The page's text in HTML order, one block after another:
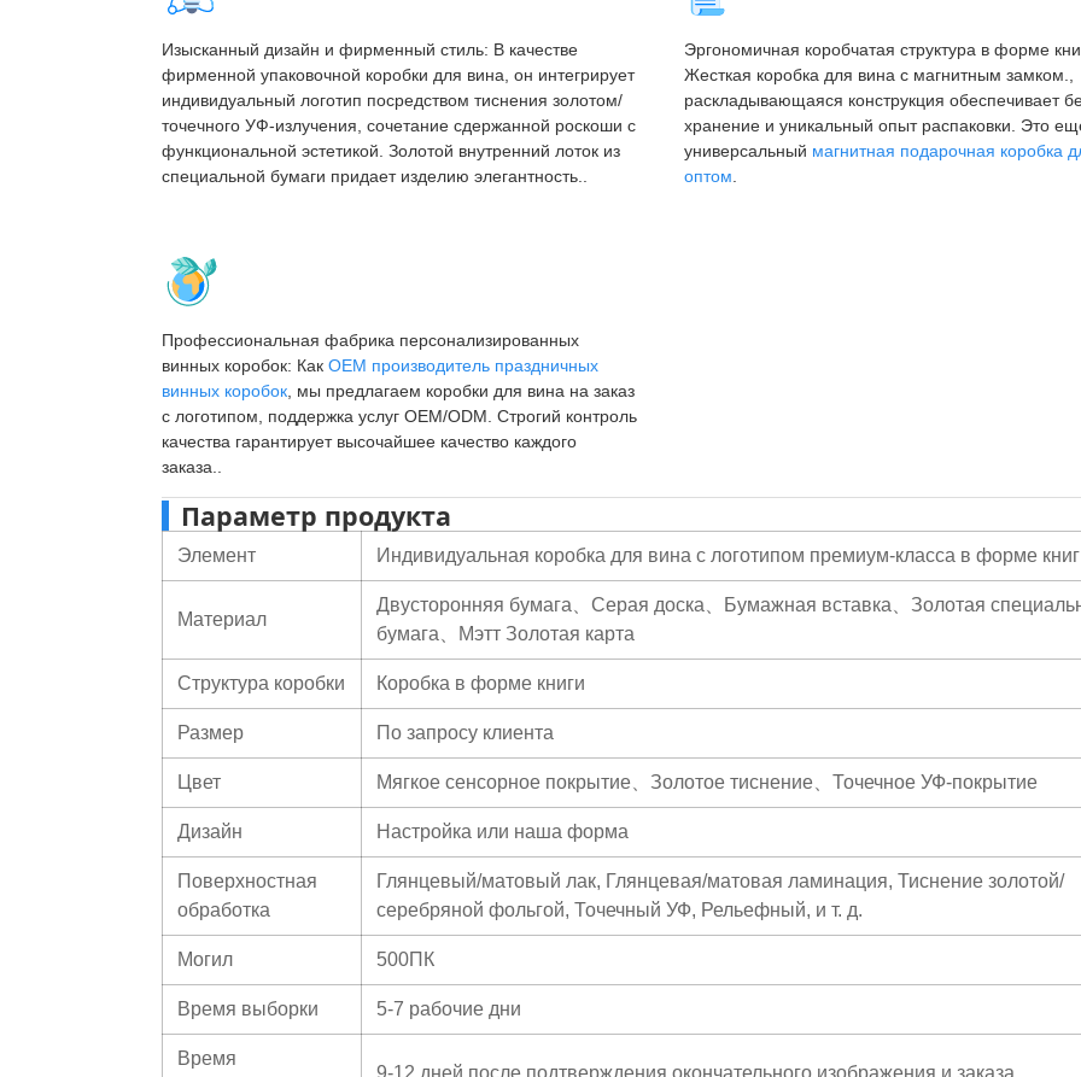
Изысканный дизайн и фирменный стиль: В качестве
фирменной упаковочной коробки для вина, он интегрирует
индивидуальный логотип посредством тиснения золотом/
точечного УФ-излучения, сочетание сдержанной роскоши с
функциональной эстетикой. Золотой внутренний лоток из
специальной бумаги придает изделию элегантность..
Эргономичная коробчатая структура в форме
Жесткая коробка для вина с магнитным замком.,
раскладывающаяся конструкция обеспечивает
хранение и уникальный опыт распаковки. Это
универсальный магнитная подарочная коробка
оптом
Профессиональная фабрика персонализированных
винных коробок: КакOEM производитель праздничных
винных коробок , мы предлагаем коробки для вина на заказ
с логотипом, поддержка услуг OEM/ODM. Строгий контроль
качества гарантирует высочайшее качество каждого
заказа..
Параметр продукта
Элемент Индивидуальная коробка для вина с логотипом премиум-класса в форме
Материал
Двусторонняя бумага、Серая доска、Бумажная вставка、Золотая
бумага、Мэтт Золотая карта
Структура коробки Коробка в форме книги
Размер По запросу клиента
Цвет Мягкое сенсорное покрытие、Золотое тиснение、Точечное УФ-покрытие
Дизайн Настройка или наша форма
Поверхностная
обработка
Глянцевый/матовый лак, Глянцевая/матовая ламинация, Тиснение золотой/
серебряной фольгой, Точечный УФ, Рельефный, и т. д.
Могил 500ПК
Время выборки 5-7 рабочие дни
Время
9-12 дней после подтверждения окончательного изображения и заказа